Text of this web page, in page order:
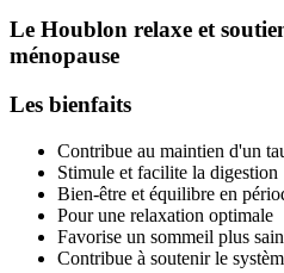
(35 avis)
Le Houblon relaxe et
ménopause
Les bienfaits
Contribue au maintien d'un
Stimule et facilite la digestion
Bien-être et équilibre en
Pour une relaxation optimale
Favorise un sommeil plus
Contribue à soutenir le